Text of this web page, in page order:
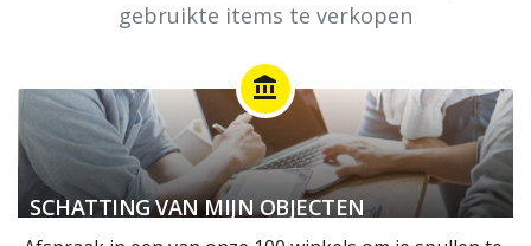
gebruikte items te verkopen
account_balance
SCHATTING VAN MIJN OBJECTEN